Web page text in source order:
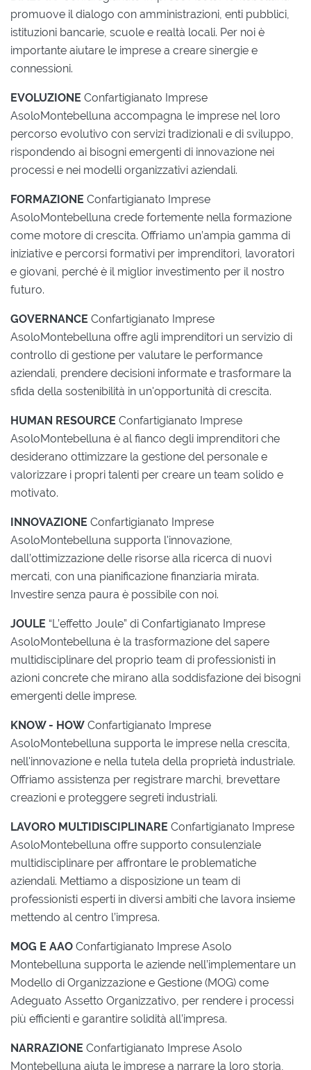
promuove il dialogo con amministrazioni, enti pubblici,
istituzioni bancarie, scuole e realtà locali. Per noi è
importante aiutare le imprese a creare sinergie e
connessioni.
EVOLUZIONE Confartigianato Imprese
AsoloMontebelluna accompagna le imprese nel loro
percorso evolutivo con servizi tradizionali e di sviluppo,
rispondendo ai bisogni emergenti di innovazione nei
processi e nei modelli organizzativi aziendali.
FORMAZIONE Confartigianato Imprese
AsoloMontebelluna crede fortemente nella formazione
come motore di crescita. Offriamo un’ampia gamma di
iniziative e percorsi formativi per imprenditori, lavoratori
e giovani, perché è il miglior investimento per il nostro
futuro.
GOVERNANCE Confartigianato Imprese
AsoloMontebelluna offre agli imprenditori un servizio di
controllo di gestione per valutare le performance
aziendali, prendere decisioni informate e trasformare la
sfida della sostenibilità in un'opportunità di crescita.
HUMAN RESOURCE Confartigianato Imprese
AsoloMontebelluna è al fianco degli imprenditori che
desiderano ottimizzare la gestione del personale e
valorizzare i propri talenti per creare un team solido e
motivato.
INNOVAZIONE Confartigianato Imprese
AsoloMontebelluna supporta l'innovazione,
dall’ottimizzazione delle risorse alla ricerca di nuovi
mercati, con una pianificazione finanziaria mirata.
Investire senza paura è possibile con noi.
JOULE “L’effetto Joule” di Confartigianato Imprese
AsoloMontebelluna è la trasformazione del sapere
multidisciplinare del proprio team di professionisti in
azioni concrete che mirano alla soddisfazione dei bisogni
emergenti delle imprese.
KNOW - HOW Confartigianato Imprese
AsoloMontebelluna supporta le imprese nella crescita,
nell'innovazione e nella tutela della proprietà industriale.
Offriamo assistenza per registrare marchi, brevettare
creazioni e proteggere segreti industriali.
LAVORO MULTIDISCIPLINARE Confartigianato Imprese
AsoloMontebelluna offre supporto consulenziale
multidisciplinare per affrontare le problematiche
aziendali. Mettiamo a disposizione un team di
professionisti esperti in diversi ambiti che lavora insieme
mettendo al centro l’impresa.
MOG E AAO Confartigianato Imprese Asolo
Montebelluna supporta le aziende nell’implementare un
Modello di Organizzazione e Gestione (MOG) come
Adeguato Assetto Organizzativo, per rendere i processi
più efficienti e garantire solidità all’impresa.
NARRAZIONE Confartigianato Imprese Asolo
Montebelluna aiuta le imprese a narrare la loro storia,